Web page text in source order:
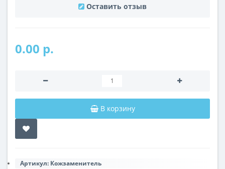
Оставить отзыв
0.00 р.
В корзину
Артикул: Кожзаменитель